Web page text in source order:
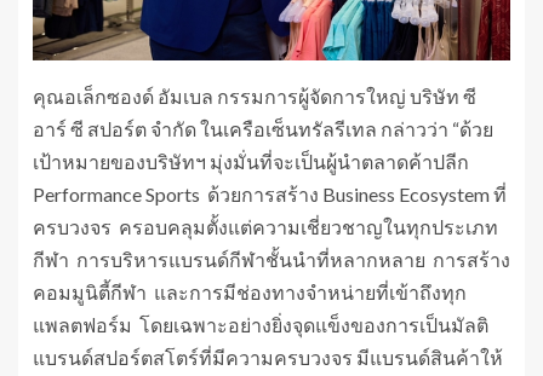
คุณอเล็กซองด์ อัมเบล กรรมการผู้จัดการใหญ่ บริษัท ซี
อาร์ ซี สปอร์ต จำกัด ในเครือเซ็นทรัลรีเทล กล่าวว่า “ด้วย
เป้าหมายของบริษัทฯ มุ่งมั่นที่จะเป็นผู้นำตลาดค้าปลีก
Performance Sports ด้วยการสร้าง Business Ecosystem ที่
ครบวงจร ครอบคลุมตั้งแต่ความเชี่ยวชาญในทุกประเภท
กีฬา การบริหารแบรนด์กีฬาชั้นนำที่หลากหลาย การสร้าง
คอมมูนิตี้กีฬา และการมีช่องทางจำหน่ายที่เข้าถึงทุก
แพลตฟอร์ม โดยเฉพาะอย่างยิ่งจุดแข็งของการเป็นมัลติ
แบรนด์สปอร์ตสโตร์ที่มีความครบวงจร มีแบรนด์สินค้าให้